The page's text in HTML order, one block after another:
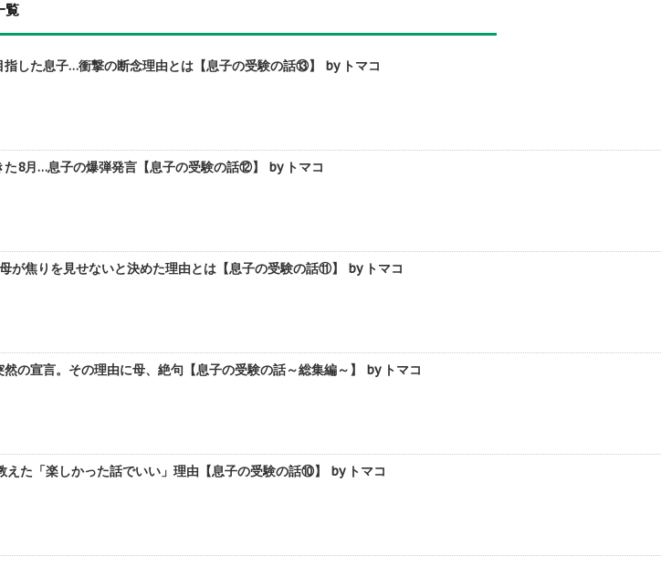
覧
指した息子…衝撃の断念理由とは【息子の受験の話⑬】 by トマコ
8月…息子の爆弾発言【息子の受験の話⑫】 by トマコ
が焦りを見せないと決めた理由とは【息子の受験の話⑪】 by トマコ
の宣言。その理由に母、絶句【息子の受験の話～総集編～】 by トマコ
えた「楽しかった話でいい」理由【息子の受験の話⑩】 by トマコ